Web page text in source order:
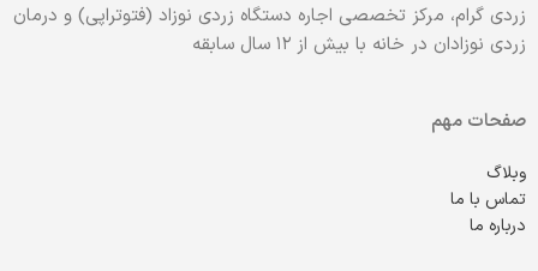
زردی گرام، مرکز تخصصی اجاره دستگاه زردی نوزاد (فتوتراپی) و درمان
زردی نوزادان در خانه با بیش از ۱۲ سال سابقه
صفحات مهم
وبلاگ
تماس با ما
درباره ما